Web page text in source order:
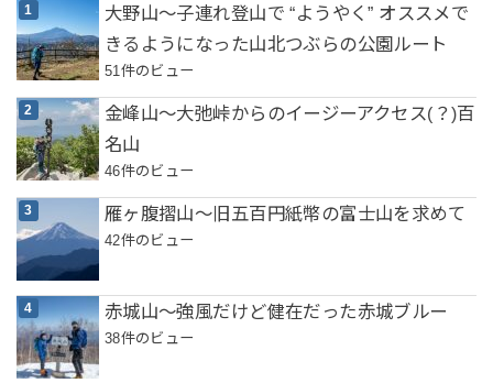
大野山～子連れ登山で “ようやく” オススメで
きるようになった山北つぶらの公園ルート
51件のビュー
金峰山～大弛峠からのイージーアクセス(？)百
名山
46件のビュー
雁ヶ腹摺山～旧五百円紙幣の富士山を求めて
42件のビュー
赤城山～強風だけど健在だった赤城ブルー
38件のビュー